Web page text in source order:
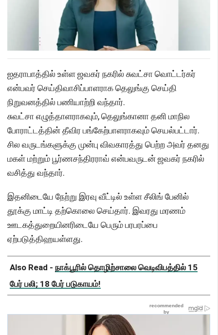
ஐதராபாத்தில் உள்ள ஜவகர் நகரில் சுவட்சா வொட்டர்கர்
என்பவர் செய்திவாசிப்பாளராக தெலுங்கு செய்தி
நிறுவனத்தில் பணியாற்றி வந்தார்.
சுவட்சா எழுத்தாளராகவும், தெலுங்கானா தனி மாநில
போராட்டத்தின் தீவிர பங்கேற்பாளராகவும் செயல்பட்டார்.
சில வருடங்களுக்கு முன்பு விவகாரத்து பெற்ற அவர் தனது
மகள் மற்றும் பூர்ணசந்திரராவ் என்பவருடன் ஜவகர் நகரில்
வசித்து வந்தார்.
இதனிடையே நேற்று இரவு வீட்டில் உள்ள சீலிங் பேனில்
தூக்கு மாட்டி தற்கொலை செய்தார். இவரது மரணம்
ஊடகத்துறையினரிடையே பெரும் பரபரப்பை
ஏற்படுத்திஹயள்ளது.
Also Read - நாக்பூரில் தொழிற்சாலை வெடிவிபத்தில் 15
பேர் பலி; 18 பேர் படுகாயம்!